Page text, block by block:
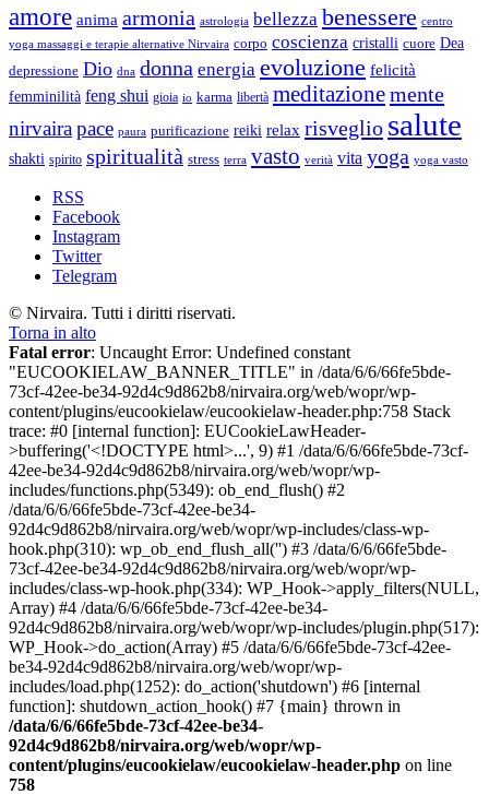
amore anima armonia astrologia bellezza benessere centro
yoga massaggi e terapie alternative Nirvaira corpo coscienza cristalli cuore Dea
depressione Dio dna donna energia evoluzione felicità
femminilità feng shui gioia io karma libertà meditazionemente
nirvairapace paura purificazione reiki relax risveglio salute
shakti spirito spiritualità stress terra vasto verità vita yoga yoga vasto
RSS
Facebook
Instagram
Twitter
Telegram
© Nirvaira. Tutti i diritti riservati.
Torna in alto
Fatal error: Uncaught Error: Undefined constant
"EUCOOKIELAW_BANNER_TITLE" in /data/6/6/66fe5bde-
73cf-42ee-be34-92d4c9d862b8/nirvaira.org/web/wopr/wp-
content/plugins/eucookielaw/eucookielaw-header.php:758 Stack
trace: #0 [internal function]: EUCookieLawHeader-
>buffering('<!DOCTYPE html>...', 9) #1 /data/6/6/66fe5bde-73cf-
42ee-be34-92d4c9d862b8/nirvaira.org/web/wopr/wp-
includes/functions.php(5349): ob_end_flush() #2
/data/6/6/66fe5bde-73cf-42ee-be34-
92d4c9d862b8/nirvaira.org/web/wopr/wp-includes/class-wp-
hook.php(310): wp_ob_end_flush_all('') #3 /data/6/6/66fe5bde-
73cf-42ee-be34-92d4c9d862b8/nirvaira.org/web/wopr/wp-
includes/class-wp-hook.php(334): WP_Hook->apply_filters(NULL,
Array) #4 /data/6/6/66fe5bde-73cf-42ee-be34-
92d4c9d862b8/nirvaira.org/web/wopr/wp-includes/plugin.php(517):
WP_Hook->do_action(Array) #5 /data/6/6/66fe5bde-73cf-42ee-
be34-92d4c9d862b8/nirvaira.org/web/wopr/wp-
includes/load.php(1252): do_action('shutdown') #6 [internal
function]: shutdown_action_hook() #7 {main} thrown in
/data/6/6/66fe5bde-73cf-42ee-be34-
92d4c9d862b8/nirvaira.org/web/wopr/wp-
content/plugins/eucookielaw/eucookielaw-header.php on line
758